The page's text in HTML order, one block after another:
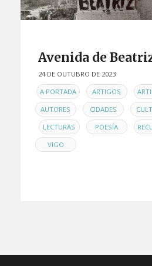
Avenida de
24 DE OUTUBRO DE 2023
ENA PORTADA , ARTIGOS ,
AUTORES , CIDADES ,
LECTURAS , POESÍA ,
VIGO